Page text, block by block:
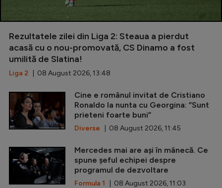
Rezultatele zilei din Liga 2: Steaua a pierdut
acasă cu o nou-promovată, CS Dinamo a fost
umilită de Slatina!
Liga 2 | 08 August 2026, 13:48
Cine e românul invitat de Cristiano
Ronaldo la nunta cu Georgina: ”Sunt
prieteni foarte buni”
Diverse | 08 August 2026, 11:45
Mercedes mai are ași în mânecă. Ce
spune șeful echipei despre
programul de dezvoltare
Formula 1 | 08 August 2026, 11:03